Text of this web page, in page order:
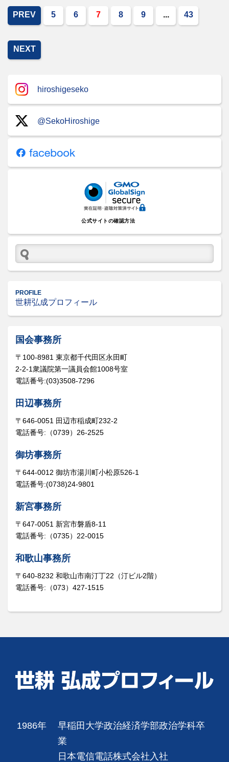
PREV 5 6 7 8 9 ... 43
NEXT
hiroshigeseko
@SekoHiroshige
公式サイトの確認方法
PROFILE
世耕弘成プロフィール
国会事務所
〒100-8981 東京都千代田区永田町
2-2-1衆議院第一議員会館1008号室
電話番号:(03)3508-7296
田辺事務所
〒646-0051 田辺市稲成町232-2
電話番号:（0739）26-2525
御坊事務所
〒644-0012 御坊市湯川町小松原526-1
電話番号:(0738)24-9801
新宮事務所
〒647-0051 新宮市磐盾8-11
電話番号:（0735）22-0015
和歌山事務所
〒640-8232 和歌山市南汀丁22（汀ビル2階）
電話番号:（073）427-1515
1986年
早稲田大学政治経済学部政治学科卒
業
日本電信電話株式会社入社